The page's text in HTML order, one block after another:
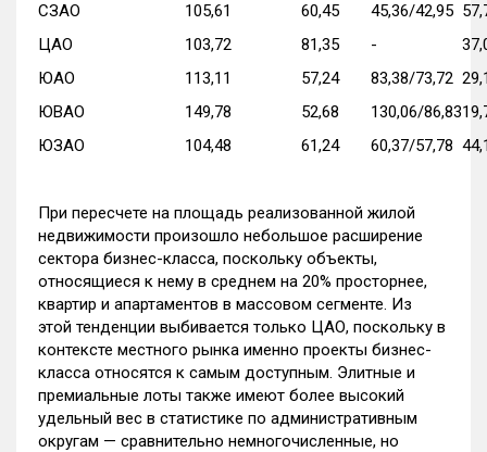
СЗАО
105,61 60,45 45,36/42,95
ЦАО
103,72 81,35 -
ЮАО
113,11 57,24 83,38/73,72
ЮВАО
149,78 52,68 130,06/86,83
ЮЗАО
104,48 61,24 60,37/57,78
При пересчете на площадь реализованной жилой
недвижимости произошло небольшое расширение
сектора бизнес-класса, поскольку объекты,
относящиеся к нему в среднем на 20% просторнее,
квартир и апартаментов в массовом сегменте. Из
этой тенденции выбивается только ЦАО, поскольку в
контексте местного рынка именно проекты бизнес-
класса относятся к самым доступным. Элитные и
премиальные лоты также имеют более высокий
удельный вес в статистике по административным
округам — сравнительно немногочисленные, но